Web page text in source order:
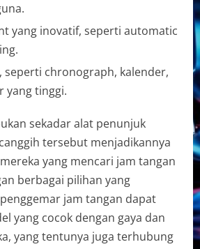
yang inovatif, seperti automatic
seperti chronograph, kalender,
yang tinggi.
sekadar alat penunjuk
tersebut menjadikannya
yang mencari jam tangan
berbagai pilihan yang
jam tangan dapat
yang cocok dengan gaya dan
yang tentunya juga terhubung